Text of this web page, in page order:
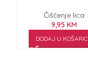
Čišćenje lica
9,95 KM
DODAJ U